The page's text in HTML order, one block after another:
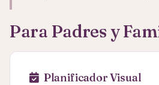
Para Padres y
Planificador Visual